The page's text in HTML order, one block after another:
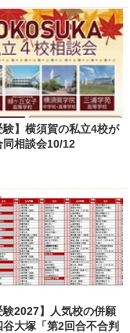
験】横須賀の私立4校が
相談会10/12
験2027】人気校の併願
大塚「第2回合不合判